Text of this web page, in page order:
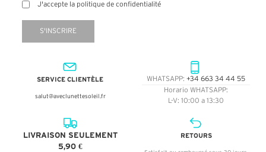
J'accepte la politique de confidentialité
S'INSCRIRE
SERVICE CLIENTÈLE
salut@aveclunettesoleil.fr
WHATSAPP: +34 663 34 44 55
Horario WHATSAPP:
L-V: 10:00 a 13:30
LIVRAISON SEULEMENT
5,90 €
RETOURS